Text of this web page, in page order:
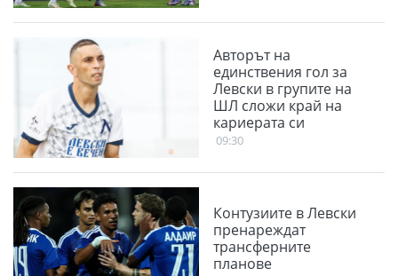
Авторът на
единствения гол за
Левски в групите на
ШЛ сложи край на
кариерата си
09:30
Контузиите в Левски
пренареждат
трансферните
планове